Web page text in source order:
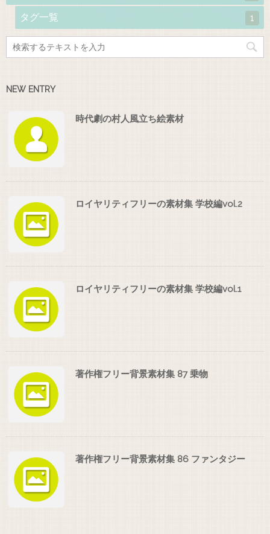
タグ一覧 1
NEW ENTRY
時代劇の村人風立ち絵素材
ロイヤリティフリーの素材集 学校編vol.2
ロイヤリティフリーの素材集 学校編vol.1
著作権フリー背景素材集 87 乗物
著作権フリー背景素材集 86 ファンタジー